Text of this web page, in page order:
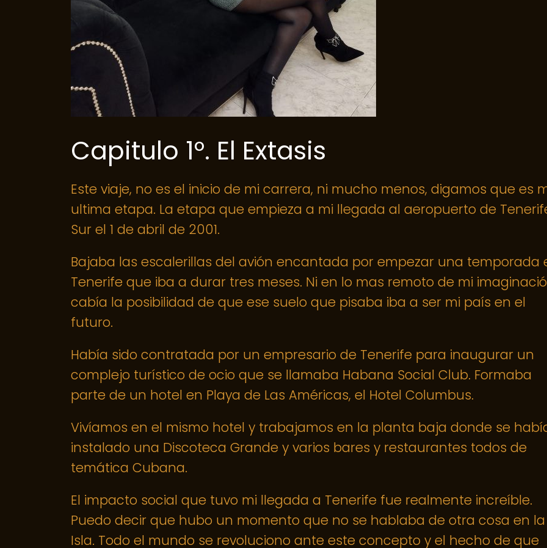
Capitulo 1º. El Extasis
Este viaje, no es el inicio de mi carrera, ni mucho menos, digamos que es
ultima etapa. La etapa que empieza a mi llegada al aeropuerto de
Sur el 1 de abril de 2001.
Bajaba las escalerillas del avión encantada por empezar una temporada
Tenerife que iba a durar tres meses. Ni en lo mas remoto de mi
cabía la posibilidad de que ese suelo que pisaba iba a ser mi país en el
futuro.
Había sido contratada por un empresario de Tenerife para inaugurar un
complejo turístico de ocio que se llamaba Habana Social Club. Formaba
parte de un hotel en Playa de Las Américas, el Hotel Columbus.
Vivíamos en el mismo hotel y trabajamos en la planta baja donde se
instalado una Discoteca Grande y varios bares y restaurantes todos de
temática Cubana.
El impacto social que tuvo mi llegada a Tenerife fue realmente increíble.
Puedo decir que hubo un momento que no se hablaba de otra cosa en la
Isla. Todo el mundo se revoluciono ante este concepto y el hecho de que